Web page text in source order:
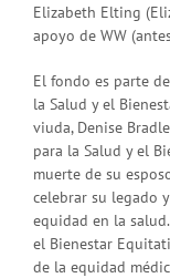
Elizabeth Elting
apoyo de WW
El fondo es parte
la Salud y el
viuda, Denise
para la Salud y el
muerte de su
celebrar su legado
equidad en la
el Bienestar
de la equidad